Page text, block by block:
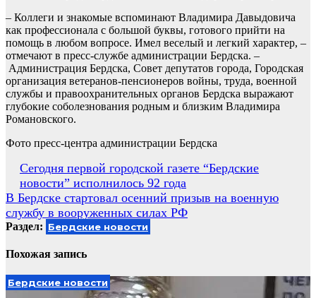
– Коллеги и знакомые вспоминают Владимира Давыдовича
как профессионала с большой буквы, готового прийти на
помощь в любом вопросе. Имел веселый и легкий характер, –
отмечают в пресс-службе администрации Бердска. –
Администрация Бердска, Совет депутатов города, Городская
организация ветеранов-пенсионеров войны, труда, военной
службы и правоохранительных органов Бердска выражают
глубокие соболезнования родным и близким Владимира
Романовского.
Фото пресс-центра администрации Бердска
Навигация
по
записям
Сегодня первой городской газете “Бердские
новости” исполнилось 92 года
В Бердске стартовал осенний призыв на военную
службу в вооруженных силах РФ
Раздел: Бердские новости
Похожая запись
Бердские новости